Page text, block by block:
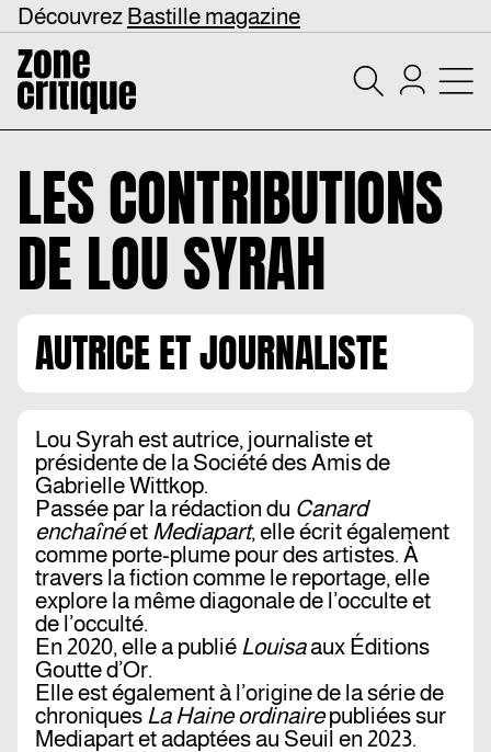
Découvrez Bastille magazine
LES CONTRIBUTIONS
DELOU SYRAH
AUTRICE ET JOURNALISTE
Lou Syrah est autrice, journaliste et
présidente de la Société des Amis de
Gabrielle Wittkop.
Passée par la rédaction du Canard
enchaînéet Mediapart, elle écrit également
comme porte-plume pour des artistes. À
travers la fiction comme le reportage, elle
explore la même diagonale de l’occulte et
de l’occulté.
En 2020, elle a publié Louisaaux Éditions
Goutte d’Or.
Elle est également à l’origine de la série de
chroniques La Haine ordinairepubliées sur
Mediapart et adaptées au Seuil en 2023.